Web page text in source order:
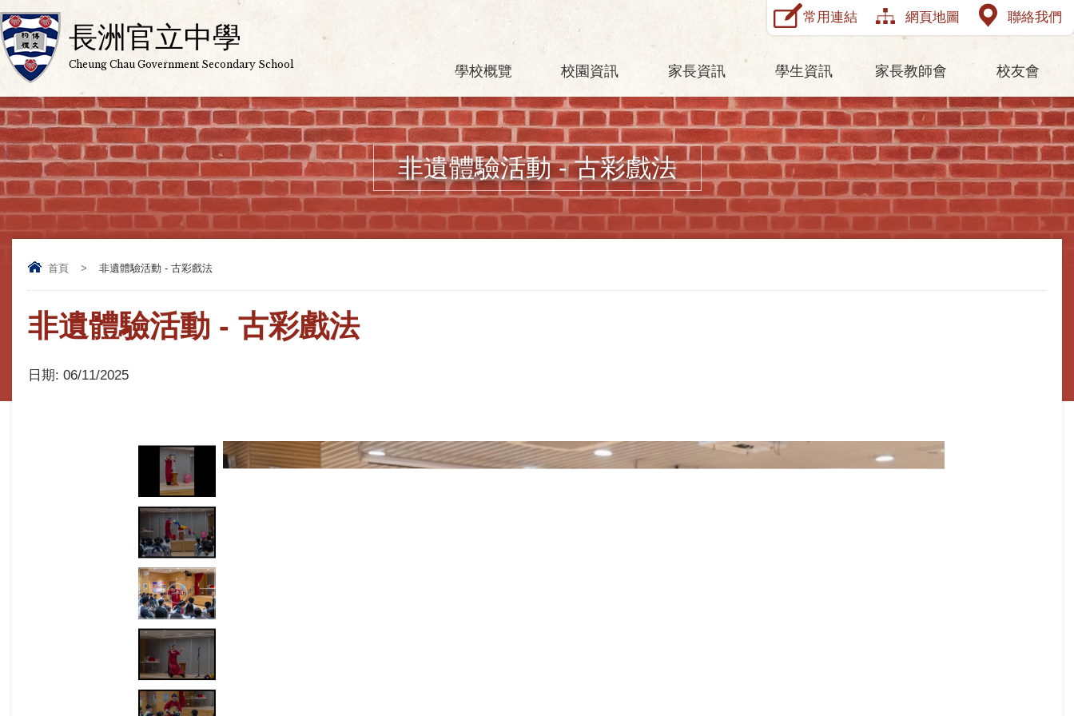
長洲官立中學
Cheung Chau Government Secondary School
常用連結 網頁地圖 聯絡我們
學校概覽 校園資訊 家長資訊 學生資訊 家長教師會 校友會
非遺體驗活動 - 古彩戲法
首頁 > 非遺體驗活動 - 古彩戲法
非遺體驗活動 - 古彩戲法
日期: 06/11/2025